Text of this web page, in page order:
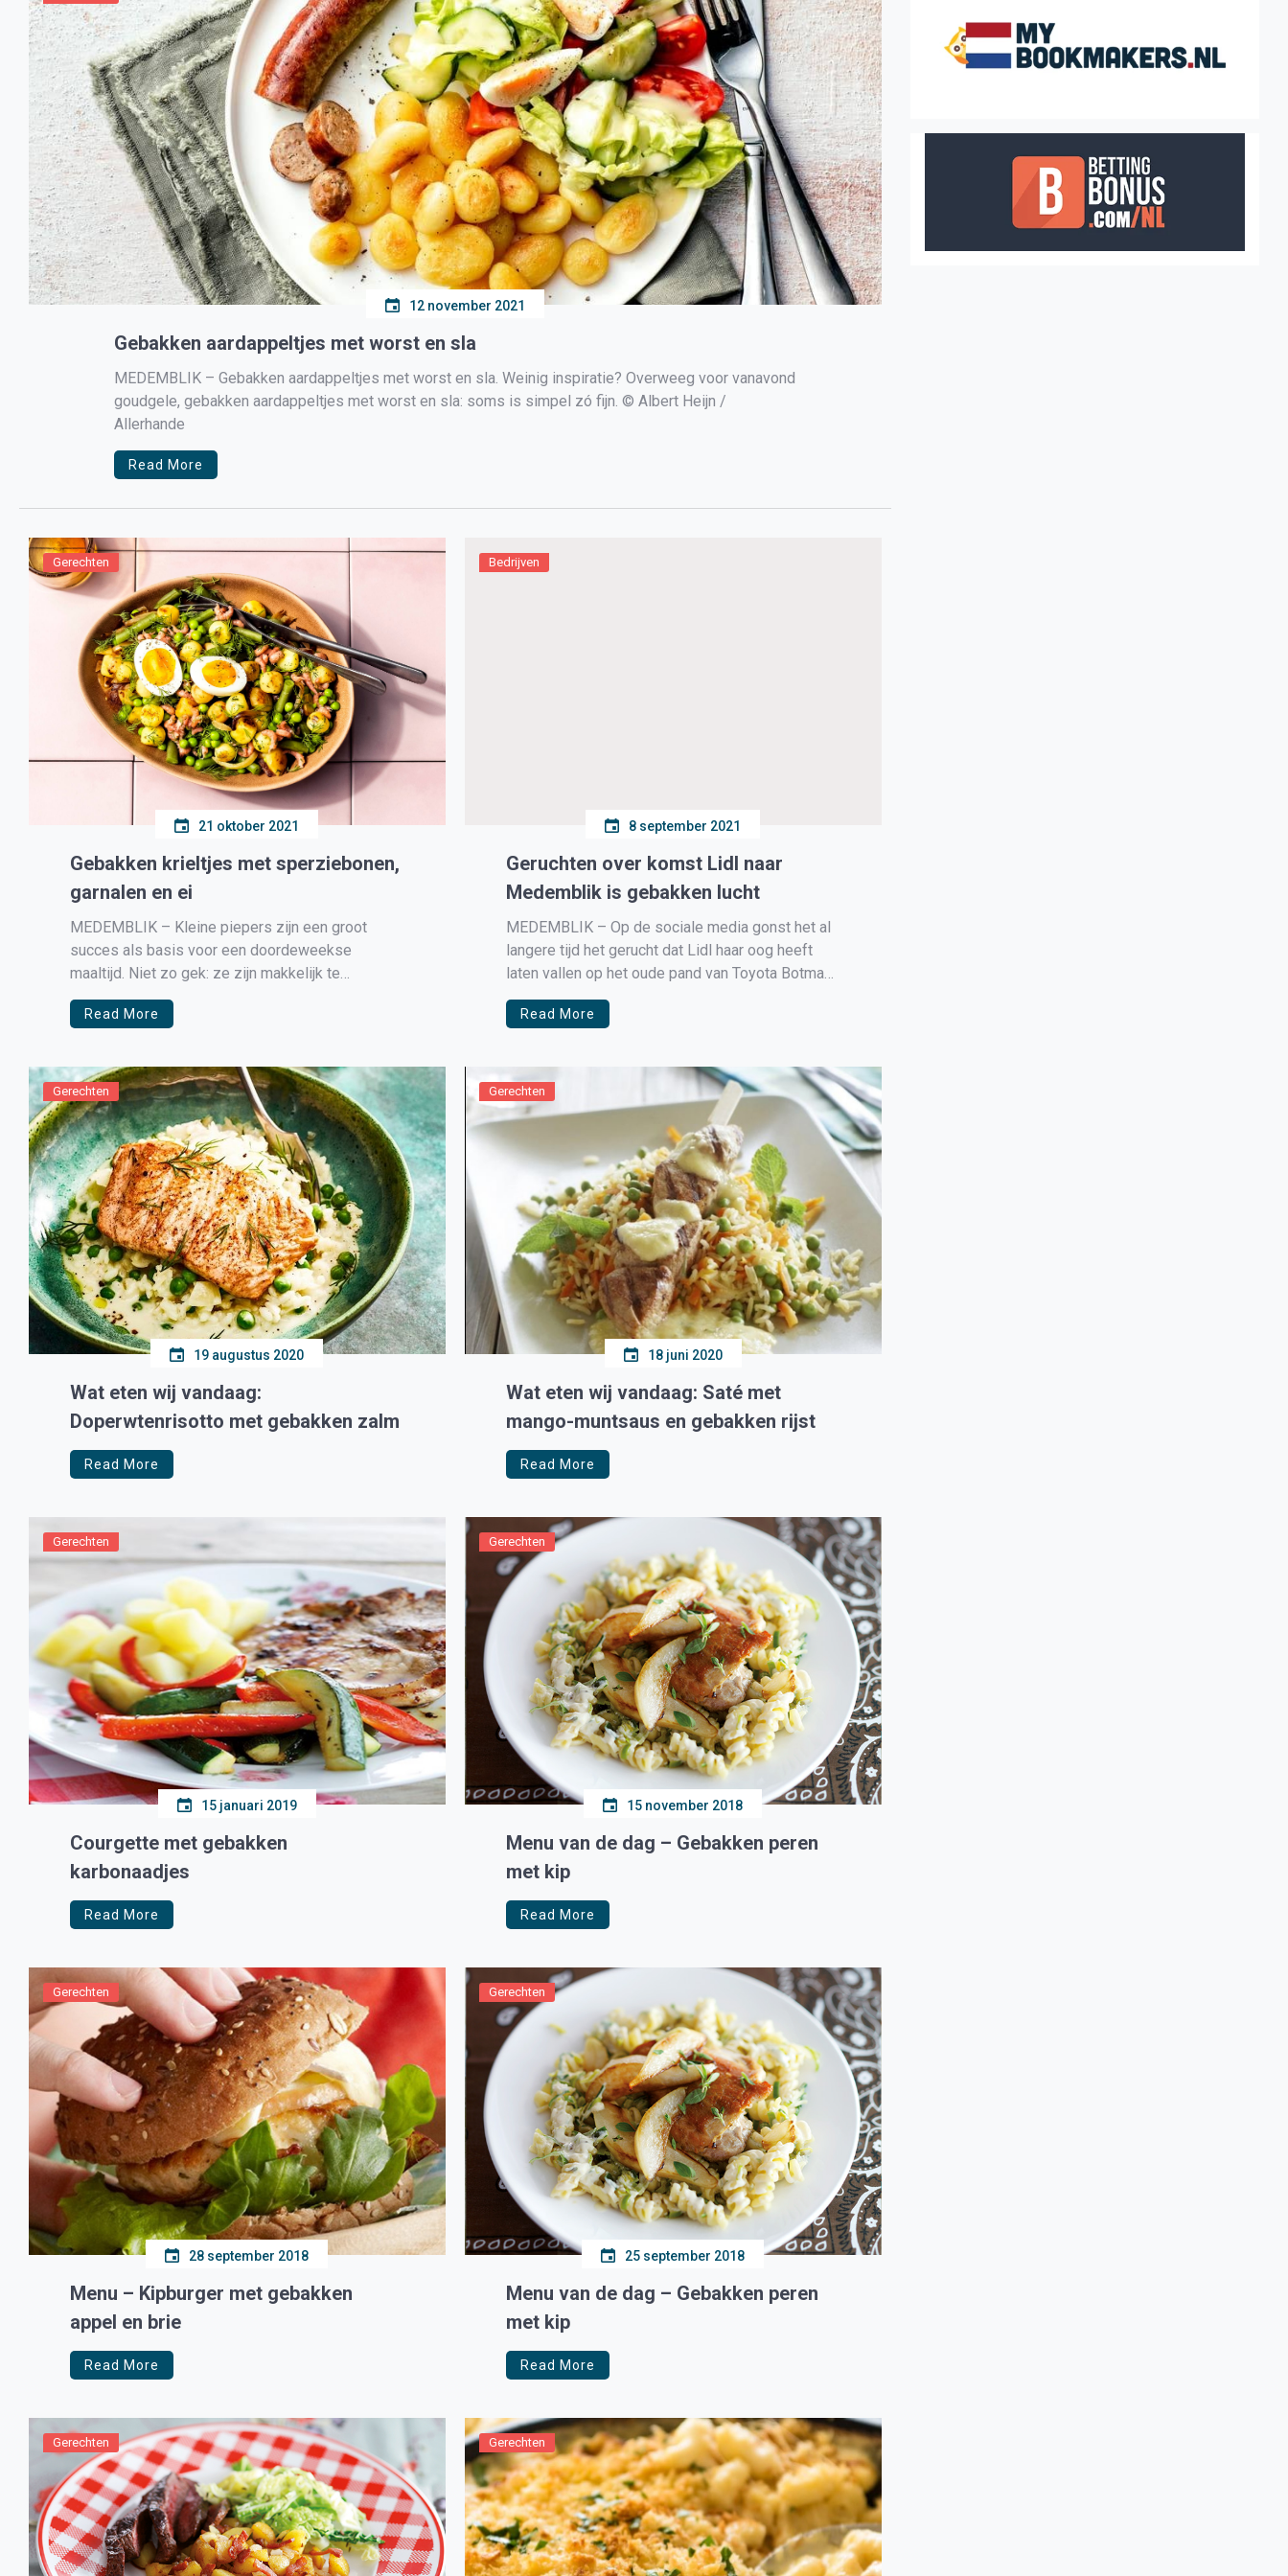
12 november 2021
Gebakken aardappeltjes met worst en sla
MEDEMBLIK – Gebakken aardappeltjes met worst en sla. Weinig inspiratie? Overweeg voor vanavond
goudgele, gebakken aardappeltjes met worst en sla: soms is simpel zó fijn. © Albert Heijn /
Allerhande
Read More
Gerechten
21 oktober 2021
Gebakken krieltjes met sperziebonen,
garnalen en ei
MEDEMBLIK – Kleine piepers zijn een groot
succes als basis voor een doordeweekse
maaltijd. Niet zo gek: ze zijn makkelijk te
bereiden en lekker snel krokant. © 2021 Albert
Heijn / Allerhande
Read More
Bedrijven
8 september 2021
Geruchten over komst Lidl naar
Medemblik is gebakken lucht
MEDEMBLIK – Op de sociale media gonst het al
langere tijd het gerucht dat Lidl haar oog heeft
laten vallen op het oude pand van Toyota Botman
om daar een winkel met parkeerruimte te
creëeren. Navraag bij Lidl blijkt dit puur gebakken
Read More
Gerechten
19 augustus 2020
Wat eten wij vandaag:
Doperwtenrisotto met gebakken zalm
Read More
Gerechten
18 juni 2020
Wat eten wij vandaag: Saté met
mango-muntsaus en gebakken rijst
Read More
Gerechten
15 januari 2019
Courgette met gebakken
karbonaadjes
Read More
Gerechten
15 november 2018
Menu van de dag – Gebakken peren
met kip
Read More
Gerechten
28 september 2018
Menu – Kipburger met gebakken
appel en brie
Read More
Gerechten
25 september 2018
Menu van de dag – Gebakken peren
met kip
Read More
Gerechten Gerechten